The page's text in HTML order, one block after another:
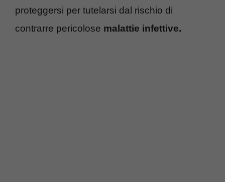
proteggersi per tutelarsi dal rischio di
contrarre pericolose malattie infettive.